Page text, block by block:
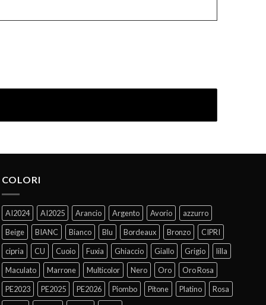
COLORI
AI2024 AI2025 Arancio Argento Avorio
azzurro
Beige
BIANC Bianco Blu Bordeaux Bronzo
CIPRI
cipria
CU Cuoio Fuxia Ghiaccio Giallo Grigio
lilla
Maculato
Marrone Multicolor Nero Oro
Oro Rosa
PE2023
PE2025 PE2026 Piombo Pitone Platino
Rosa